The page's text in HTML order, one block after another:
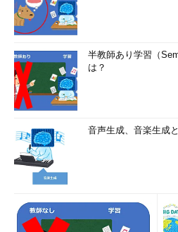
半教師あり学習（
は？
音声生成、音楽生成